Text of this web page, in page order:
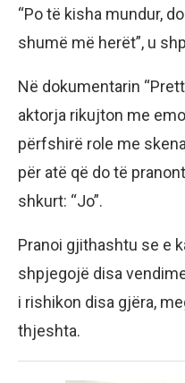
“Po të kisha mundur,
shumë më herët”, u
Në dokumentarin
aktorja rikujton me
përfshirë role me
për atë që do të
shkurt: “Jo”.
Pranoi gjithashtu se e
shpjegojë disa
i rishikon disa gjëra,
thjeshta.